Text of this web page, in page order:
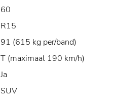
60
R15
91 (615 kg per/band)
T (maximaal 190 km/h)
Ja
SUV